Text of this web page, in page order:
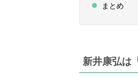
まとめ
新井康弘は